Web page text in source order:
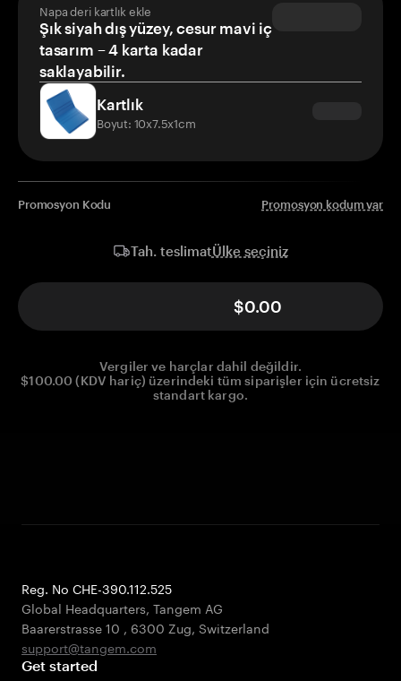
Napa deri kartlık ekle
Şık siyah dış yüzey, cesur mavi iç
tasarım – 4 karta kadar
saklayabilir.
Kartlık
Boyut: 10x7.5x1cm
Promosyon Kodu Promosyon kodum var
Tah. teslimatÜlke seçiniz
$0.00
Vergiler ve harçlar dahil değildir.
$100.00 (KDV hariç) üzerindeki tüm siparişler için ücretsiz
standart kargo.
Reg. No CHE-390.112.525
Global Headquarters, Tangem AG
Baarerstrasse 10 , 6300 Zug, Switzerland
support@tangem.com
Get started